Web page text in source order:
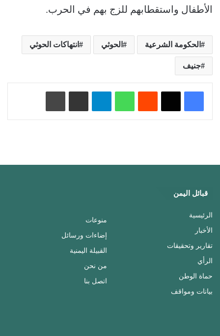
الأطفال واستقطابهم للزج بهم في الحرب.
الحكومة الشرعية الحوثي انتهاكات الحوثي
جنيف
واتساب تيلقرام
قبائل اليمن
الرئيسية
الأخبار
تقارير وتحقيقات
الرأي
حماة الوطن
بيانات ومواقف
منوعات
إضاءات ورسائل
القبيلة اليمنية
من نحن
اتصل بنا